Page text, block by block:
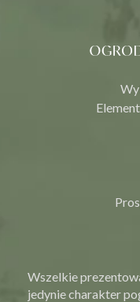
Wszelkie
jedynie charakter